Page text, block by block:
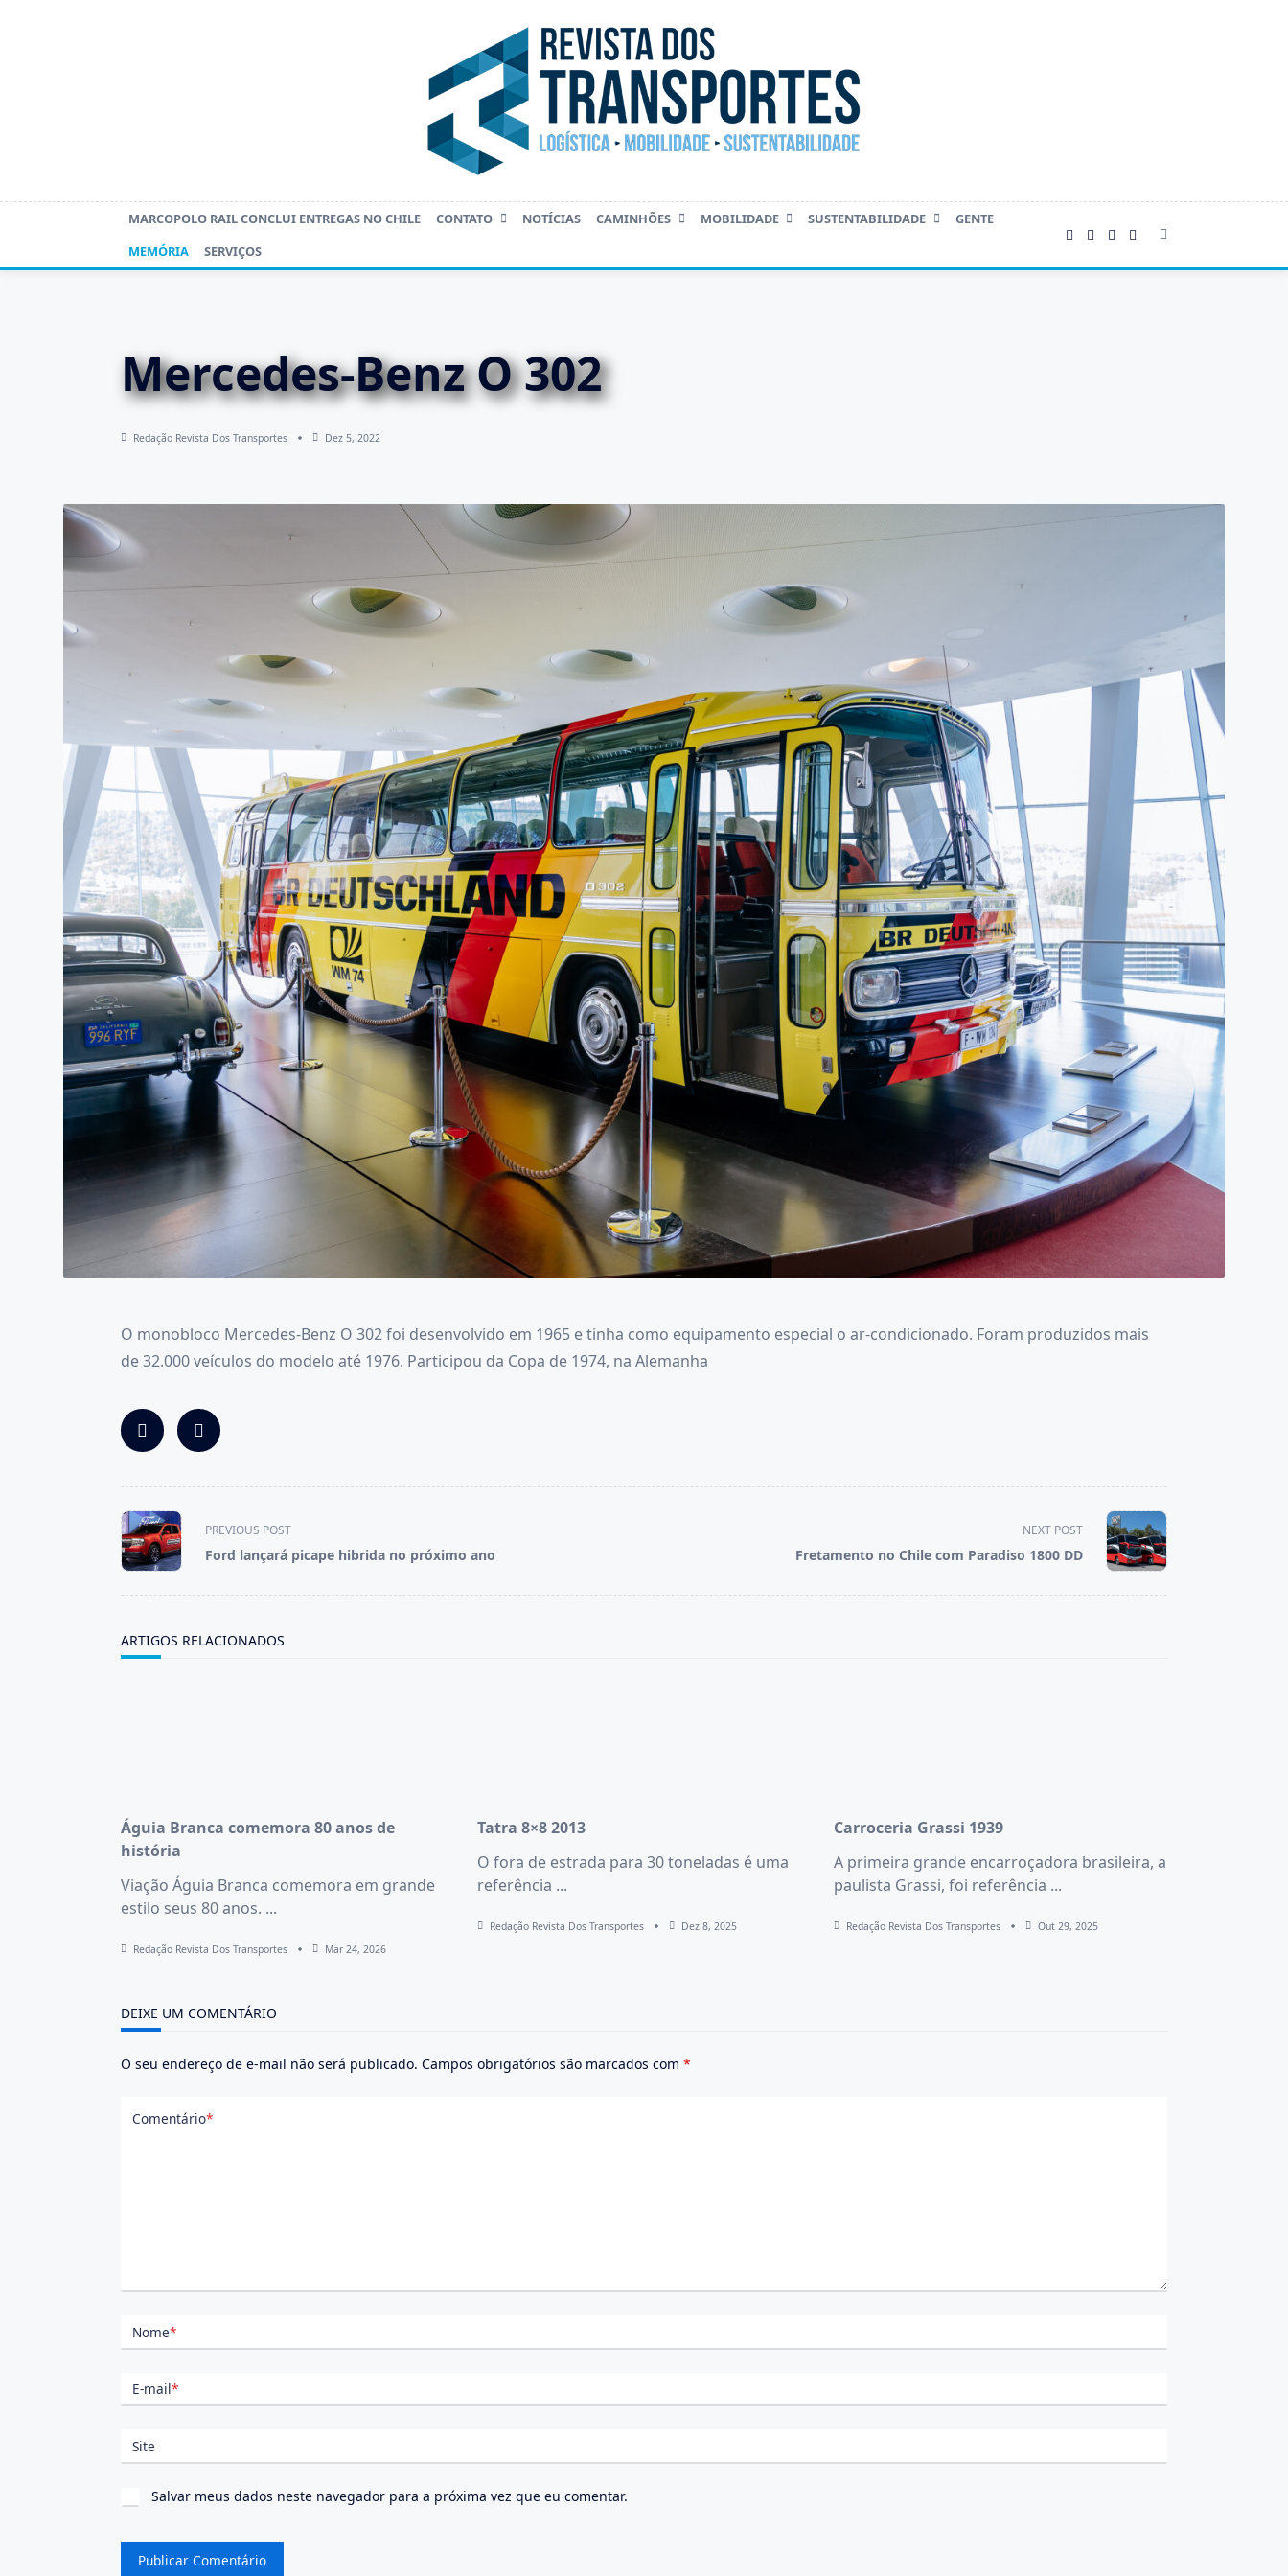
MARCOPOLO RAIL CONCLUI ENTREGAS NO CHILE CONTATO NOTÍCIAS CAMINHÕES MOBILIDADE SUSTENTABILIDADE
GENTE
MEMÓRIA
SERVIÇOS
Mercedes-Benz O 302
Redação Revista Dos Transportes Dez 5, 2022
O monobloco Mercedes-Benz O 302 foi desenvolvido em 1965 e tinha como equipamento especial o ar-condicionado. Foram produzidos mais
de 32.000 veículos do modelo até 1976. Participou da Copa de 1974, na Alemanha
<span
class="nav-
subtitle
screen-
text">Page</span>
PREVIOUS POST
Ford lançará picape hibrida no próximo ano
NEXT POST
Fretamento no Chile com Paradiso 1800 DD
ARTIGOS RELACIONADOS
Águia Branca comemora 80 anos de
história
Viação Águia Branca comemora em grande
estilo seus 80 anos. ...
Redação Revista Dos Transportes Mar 24, 2026
Tatra 8×8 2013
O fora de estrada para 30 toneladas é uma
referência ...
Redação Revista Dos Transportes Dez 8, 2025
Carroceria Grassi 1939
A primeira grande encarroçadora brasileira, a
paulista Grassi, foi referência ...
Redação Revista Dos Transportes Out 29, 2025
DEIXE UM COMENTÁRIO
O seu endereço de e-mail não será publicado. Campos obrigatórios são marcados com *
Comentário*
Nome*
E-mail*
Site
Salvar meus dados neste navegador para a próxima vez que eu comentar.